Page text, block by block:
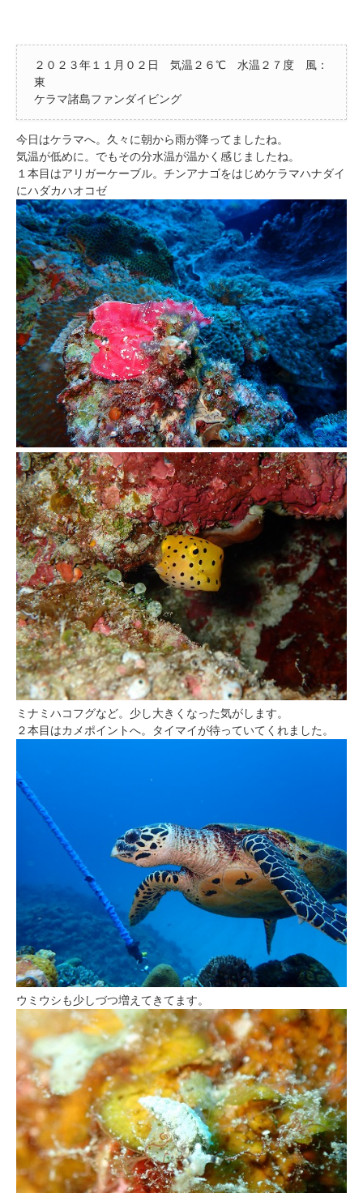
２０２３年１１月０２日 気温２６℃ 水温２７度 風：
東
ケラマ諸島ファンダイビング
今日はケラマへ。久々に朝から雨が降ってましたね。
気温が低めに。でもその分水温が温かく感じましたね。
１本目はアリガーケーブル。チンアナゴをはじめケラマハナダイ
にハダカハオコゼ
ミナミハコフグなど。少し大きくなった気がします。
２本目はカメポイントへ。タイマイが待っていてくれました。
ウミウシも少しづつ増えてきてます。